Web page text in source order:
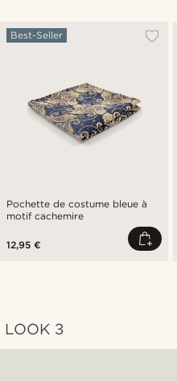
Pochette de costume bleue à
motif cachemire
Best-Seller
12,95 €
LOOK 3